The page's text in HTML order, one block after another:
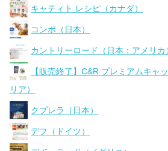
キャティト レシピ（カナダ）
コンボ（日本）
カントリーロード（日本：アメリカ
【販売終了】C&R プレミアムキャ
リア）
クプレラ（日本）
デフ（ドイツ）